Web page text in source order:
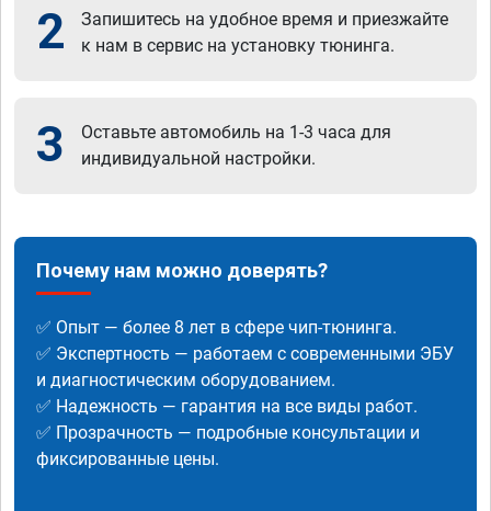
2
Запишитесь на удобное время и приезжайте
к нам в сервис на установку тюнинга.
3
Оставьте автомобиль на 1-3 часа для
индивидуальной настройки.
Почему нам можно доверять?
✅ Опыт — более 8 лет в сфере чип-тюнинга.
✅ Экспертность — работаем с современными ЭБУ
и диагностическим оборудованием.
✅ Надежность — гарантия на все виды работ.
✅ Прозрачность — подробные консультации и
фиксированные цены.